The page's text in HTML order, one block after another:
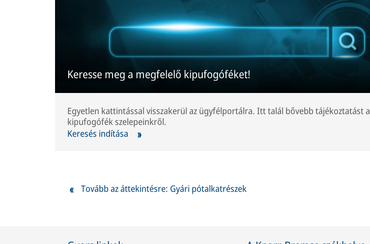
Keresse meg a megfelelő kipufogóféket!
Egyetlen kattintással visszakerül az ügyfélportálra. Itt talál bővebb tájékoztatást a
kipufogófék szelepeinkről.
Keresés indítása
Tovább az áttekintésre: Gyári pótalkatrészek